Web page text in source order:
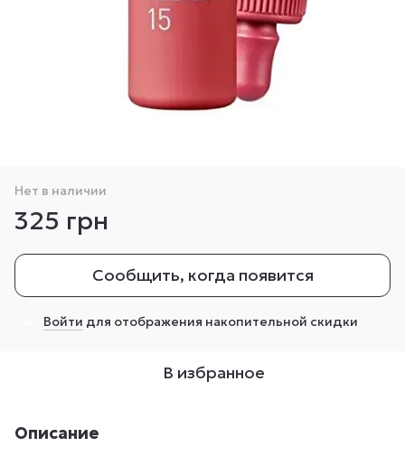
Нет в наличии
325 грн
Сообщить, когда появится
Войти для отображения накопительной скидки
В избранное
Описание